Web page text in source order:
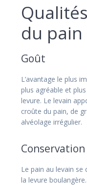
du pain
Goût
L’avantage le plus
plus agréable et
levure. Le levain
croûte du pain, de
alvéolage irrégulier.
Conservation
Le pain au levain se
la levure